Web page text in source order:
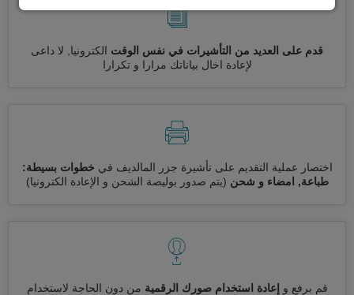
قدم على العديد من التأشيرات في نفس الوقت الكترونيا, لا داعى
لإعادة اخال بياناتك مرارا و تكرارا
اختصار عملية التقديم على تأشيرة جزر المالديف في خطوات بسيطة:
طباعة, امضاء و شحن (يتم صدور بوليصة الشحن و الإعادة الكترونيا)
قم برفع و إعادة استخدام صورك الرقمية من دون الحاجة لاستخدام